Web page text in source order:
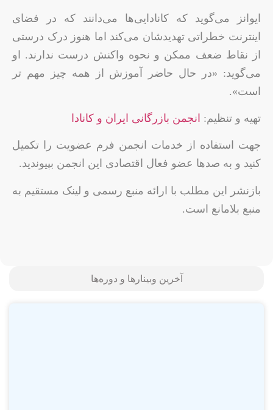
ایوانز می‌گوید که کانادایی‌ها می‌دانند که در فضای
اینترنت خطراتی تهدیدشان می‌کند اما هنوز درک درستی
از نقاط ضعف ممکن و نحوه واکنش درست ندارند. او
می‌گوید: «در حال حاضر آموزش از همه چیز مهم تر
است».
تهیه و تنظیم: انجمن بازرگانی ایران و کانادا
جهت استفاده از خدمات انجمن فرم عضویت را تکمیل
کنید و به صدها عضو فعال اقتصادی این انجمن بپیوندید.
بازنشر این مطلب با ارائه منبع رسمی و لینک مستقیم به
منبع بلامانع است.
آخرین وبینارها و دوره‌ها